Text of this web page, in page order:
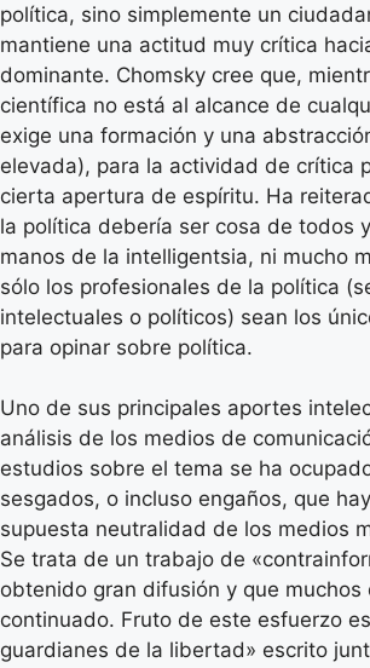
política, sino simplemente un
mantiene una actitud muy crítica
dominante. Chomsky cree que,
científica no está al alcance de
exige una formación y una
elevada), para la actividad de crítica
cierta apertura de espíritu. Ha
la política debería ser cosa de todos
manos de la intelligentsia, ni mucho
sólo los profesionales de la política
intelectuales o políticos) sean los
para opinar sobre política.
Uno de sus principales aportes
análisis de los medios de
estudios sobre el tema se ha
sesgados, o incluso engaños, que
supuesta neutralidad de los medios
Se trata de un trabajo de
obtenido gran difusión y que muchos
continuado. Fruto de este esfuerzo
guardianes de la libertad» escrito